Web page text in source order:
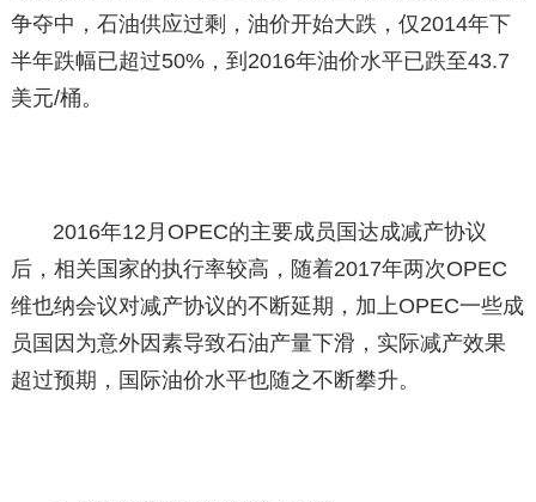
争夺中，石油供应过剩，油价开始大跌，仅2014年下
半年跌幅已超过50%，到2016年油价水平已跌至43.7
美元/桶。
2016年12月OPEC的主要成员国达成减产协议
后，相关国家的执行率较高，随着2017年两次OPEC
维也纳会议对减产协议的不断延期，加上OPEC一些成
员国因为意外因素导致石油产量下滑，实际减产效果
超过预期，国际油价水平也随之不断攀升。